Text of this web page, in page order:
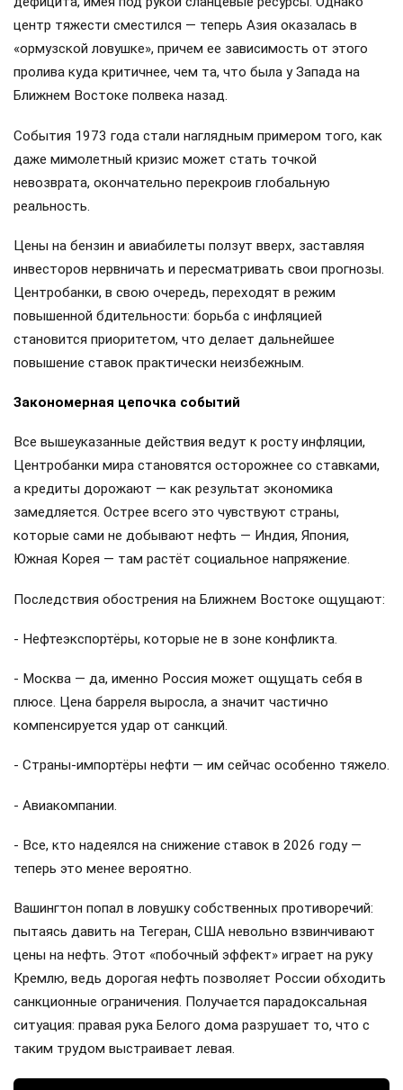
центр тяжести сместился — теперь Азия оказалась в
«ормузской ловушке», причем ее зависимость от этого
пролива куда критичнее, чем та, что была у Запада на
Ближнем Востоке полвека назад.
События 1973 года стали наглядным примером того, как
даже мимолетный кризис может стать точкой
невозврата, окончательно перекроив глобальную
реальность.
Цены на бензин и авиабилеты ползут вверх, заставляя
инвесторов нервничать и пересматривать свои прогнозы.
Центробанки, в свою очередь, переходят в режим
повышенной бдительности: борьба с инфляцией
становится приоритетом, что делает дальнейшее
повышение ставок практически неизбежным.
Закономерная цепочка событий
Все вышеуказанные действия ведут к росту инфляции,
Центробанки мира становятся осторожнее со ставками,
а кредиты дорожают — как результат экономика
замедляется. Острее всего это чувствуют страны,
которые сами не добывают нефть — Индия, Япония,
Южная Корея — там растёт социальное напряжение.
Последствия обострения на Ближнем Востоке ощущают:
- Нефтеэкспортёры, которые не в зоне конфликта.
- Москва — да, именно Россия может ощущать себя в
плюсе. Цена барреля выросла, а значит частично
компенсируется удар от санкций.
- Страны-импортёры нефти — им сейчас особенно тяжело.
- Авиакомпании.
- Все, кто надеялся на снижение ставок в 2026 году —
теперь это менее вероятно.
Вашингтон попал в ловушку собственных противоречий:
пытаясь давить на Тегеран, США невольно взвинчивают
цены на нефть. Этот «побочный эффект» играет на руку
Кремлю, ведь дорогая нефть позволяет России обходить
санкционные ограничения. Получается парадоксальная
ситуация: правая рука Белого дома разрушает то, что с
таким трудом выстраивает левая.